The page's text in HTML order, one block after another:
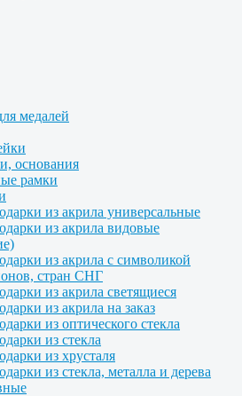
медалей
основания
рамки
из акрила универсальные
из акрила видовые
из акрила с символикой
стран СНГ
из акрила светящиеся
из акрила на заказ
из оптического стекла
из стекла
из хрусталя
из стекла, металла и дерева